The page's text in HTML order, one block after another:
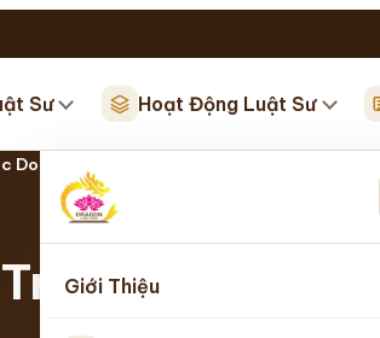
Sư Hoạt Động Luật Sư
Giới Thiệu
Doanh Nghiệp – Giảm…
Doanh